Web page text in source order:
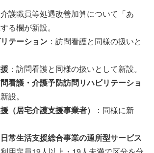
介護職員等処遇改善加算について「あ
る欄が新設。
テーション ：訪問看護と同様の扱いと
：訪問看護と同様の扱いとして新設。
看護・介護予防訪問リハビリテーショ
設。
（居宅介護支援事業者）
：同様に新
常生活支援総合事業の通所型サービス